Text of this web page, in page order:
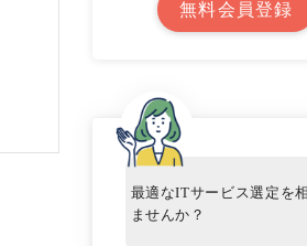
無料会員登録
最適なITサービス選定を
ませんか？